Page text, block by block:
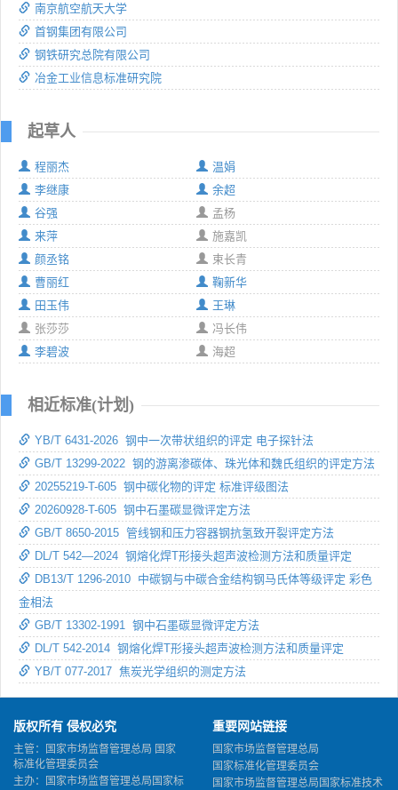
南京航空航天大学
首钢集团有限公司
钢铁研究总院有限公司
冶金工业信息标准研究院
起草人
程丽杰
温娟
李继康
余超
谷强
孟杨
来萍
施嘉凯
颜丞铭
束长青
曹丽红
鞠新华
田玉伟
王琳
张莎莎
冯长伟
李碧波
海超
相近标准(计划)
YB/T 6431-2026 钢中一次带状组织的评定 电子探针法
GB/T 13299-2022 钢的游离渗碳体、珠光体和魏氏组织的评定方法
20255219-T-605 钢中碳化物的评定 标准评级图法
20260928-T-605 钢中石墨碳显微评定方法
GB/T 8650-2015 管线钢和压力容器钢抗氢致开裂评定方法
DL/T 542—2024 钢熔化焊T形接头超声波检测方法和质量评定
DB13/T 1296-2010 中碳钢与中碳合金结构钢马氏体等级评定 彩色
金相法
GB/T 13302-1991 钢中石墨碳显微评定方法
DL/T 542-2014 钢熔化焊T形接头超声波检测方法和质量评定
YB/T 077-2017 焦炭光学组织的测定方法
版权所有 侵权必究
主管：国家市场监督管理总局 国家
标准化管理委员会
主办：国家市场监督管理总局国家标
重要网站链接
国家市场监督管理总局
国家标准化管理委员会
国家市场监督管理总局国家标准技术